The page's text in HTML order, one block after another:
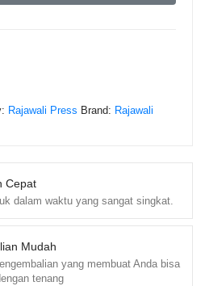
Cepat
dalam waktu yang sangat singkat.
Mudah
yang membuat Anda bisa
tenang
Rajawali Press Brand: Rajawali